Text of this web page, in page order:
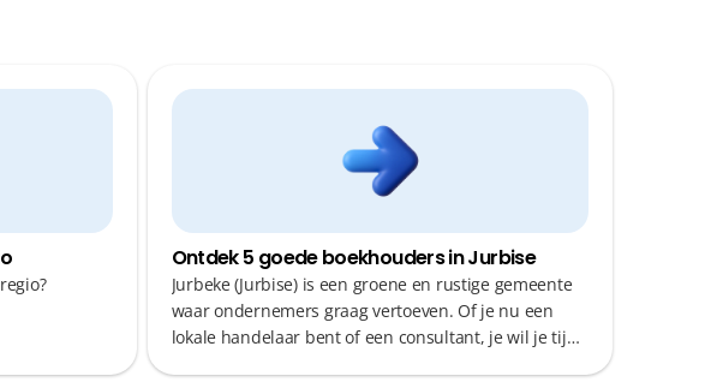
Ontdek 5 goede boekhouders in Jurbise
Jurbeke (Jurbise) is een groene en rustige gemeente
waar ondernemers graag vertoeven. Of je nu een
lokale handelaar bent of een consultant, je wil je tijd